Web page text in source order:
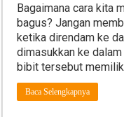
Bagaimana cara kita
bagus? Jangan
ketika direndam ke
dimasukkan ke
bibit tersebut
Baca Selengkapnya